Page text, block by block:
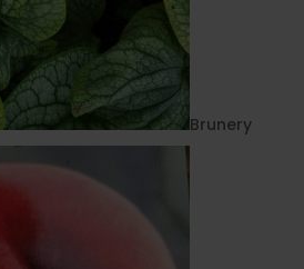
Brunery